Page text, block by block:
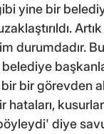
yine bir
durumdadır.
bir görevden
hataları,
diye